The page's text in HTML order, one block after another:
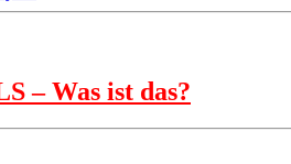
– Was ist das?